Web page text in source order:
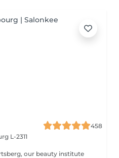
458
L-2311
our beauty institute